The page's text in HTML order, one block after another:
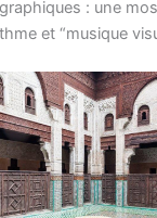
: une
et “musique